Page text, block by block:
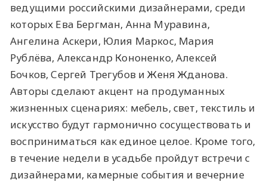
ведущими российскими дизайнерами, среди
которых Ева Бергман, Анна Муравина,
Ангелина Аскери, Юлия Маркос, Мария
Рублёва, Александр Кононенко, Алексей
Бочков, Сергей Трегубов и Женя Жданова.
Авторы сделают акцент на продуманных
жизненных сценариях: мебель, свет, текстиль и
искусство будут гармонично сосуществовать и
восприниматься как единое целое. Кроме того,
в течение недели в усадьбе пройдут встречи с
дизайнерами, камерные события и вечерние